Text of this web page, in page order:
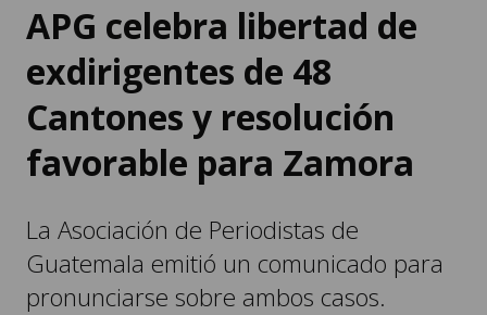
APG celebra libertad de
exdirigentes de 48
Cantones y resolución
favorable para Zamora
La Asociación de Periodistas de
Guatemala emitió un comunicado para
pronunciarse sobre ambos casos.